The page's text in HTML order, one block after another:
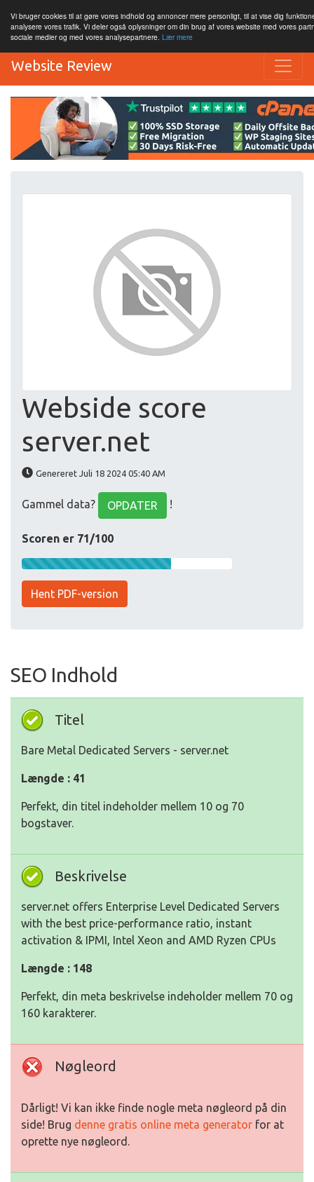
Vi bruger cookies til at gøre vores indhold og annoncer mere personligt, til at vise dig
analysere vores trafik. Vi deler også oplysninger om din brug af vores website med vores
sociale medier og med vores analysepartnere. Lær mere
Website Review
Webside score
server.net
Genereret Juli 18 2024 05:40 AM
Gammel data? OPDATER !
Scoren er 71/100
Hent PDF-version
SEO Indhold
Titel
Bare Metal Dedicated Servers - server.net
Længde : 41
Perfekt, din titel indeholder mellem 10 og 70
bogstaver.
Beskrivelse
server.net offers Enterprise Level Dedicated Servers
with the best price-performance ratio, instant
activation & IPMI, Intel Xeon and AMD Ryzen CPUs
Længde : 148
Perfekt, din meta beskrivelse indeholder mellem 70 og
160 karakterer.
Nøgleord
Dårligt! Vi kan ikke finde nogle meta nøgleord på din
side! Brug denne gratis online meta generator for at
oprette nye nøgleord.